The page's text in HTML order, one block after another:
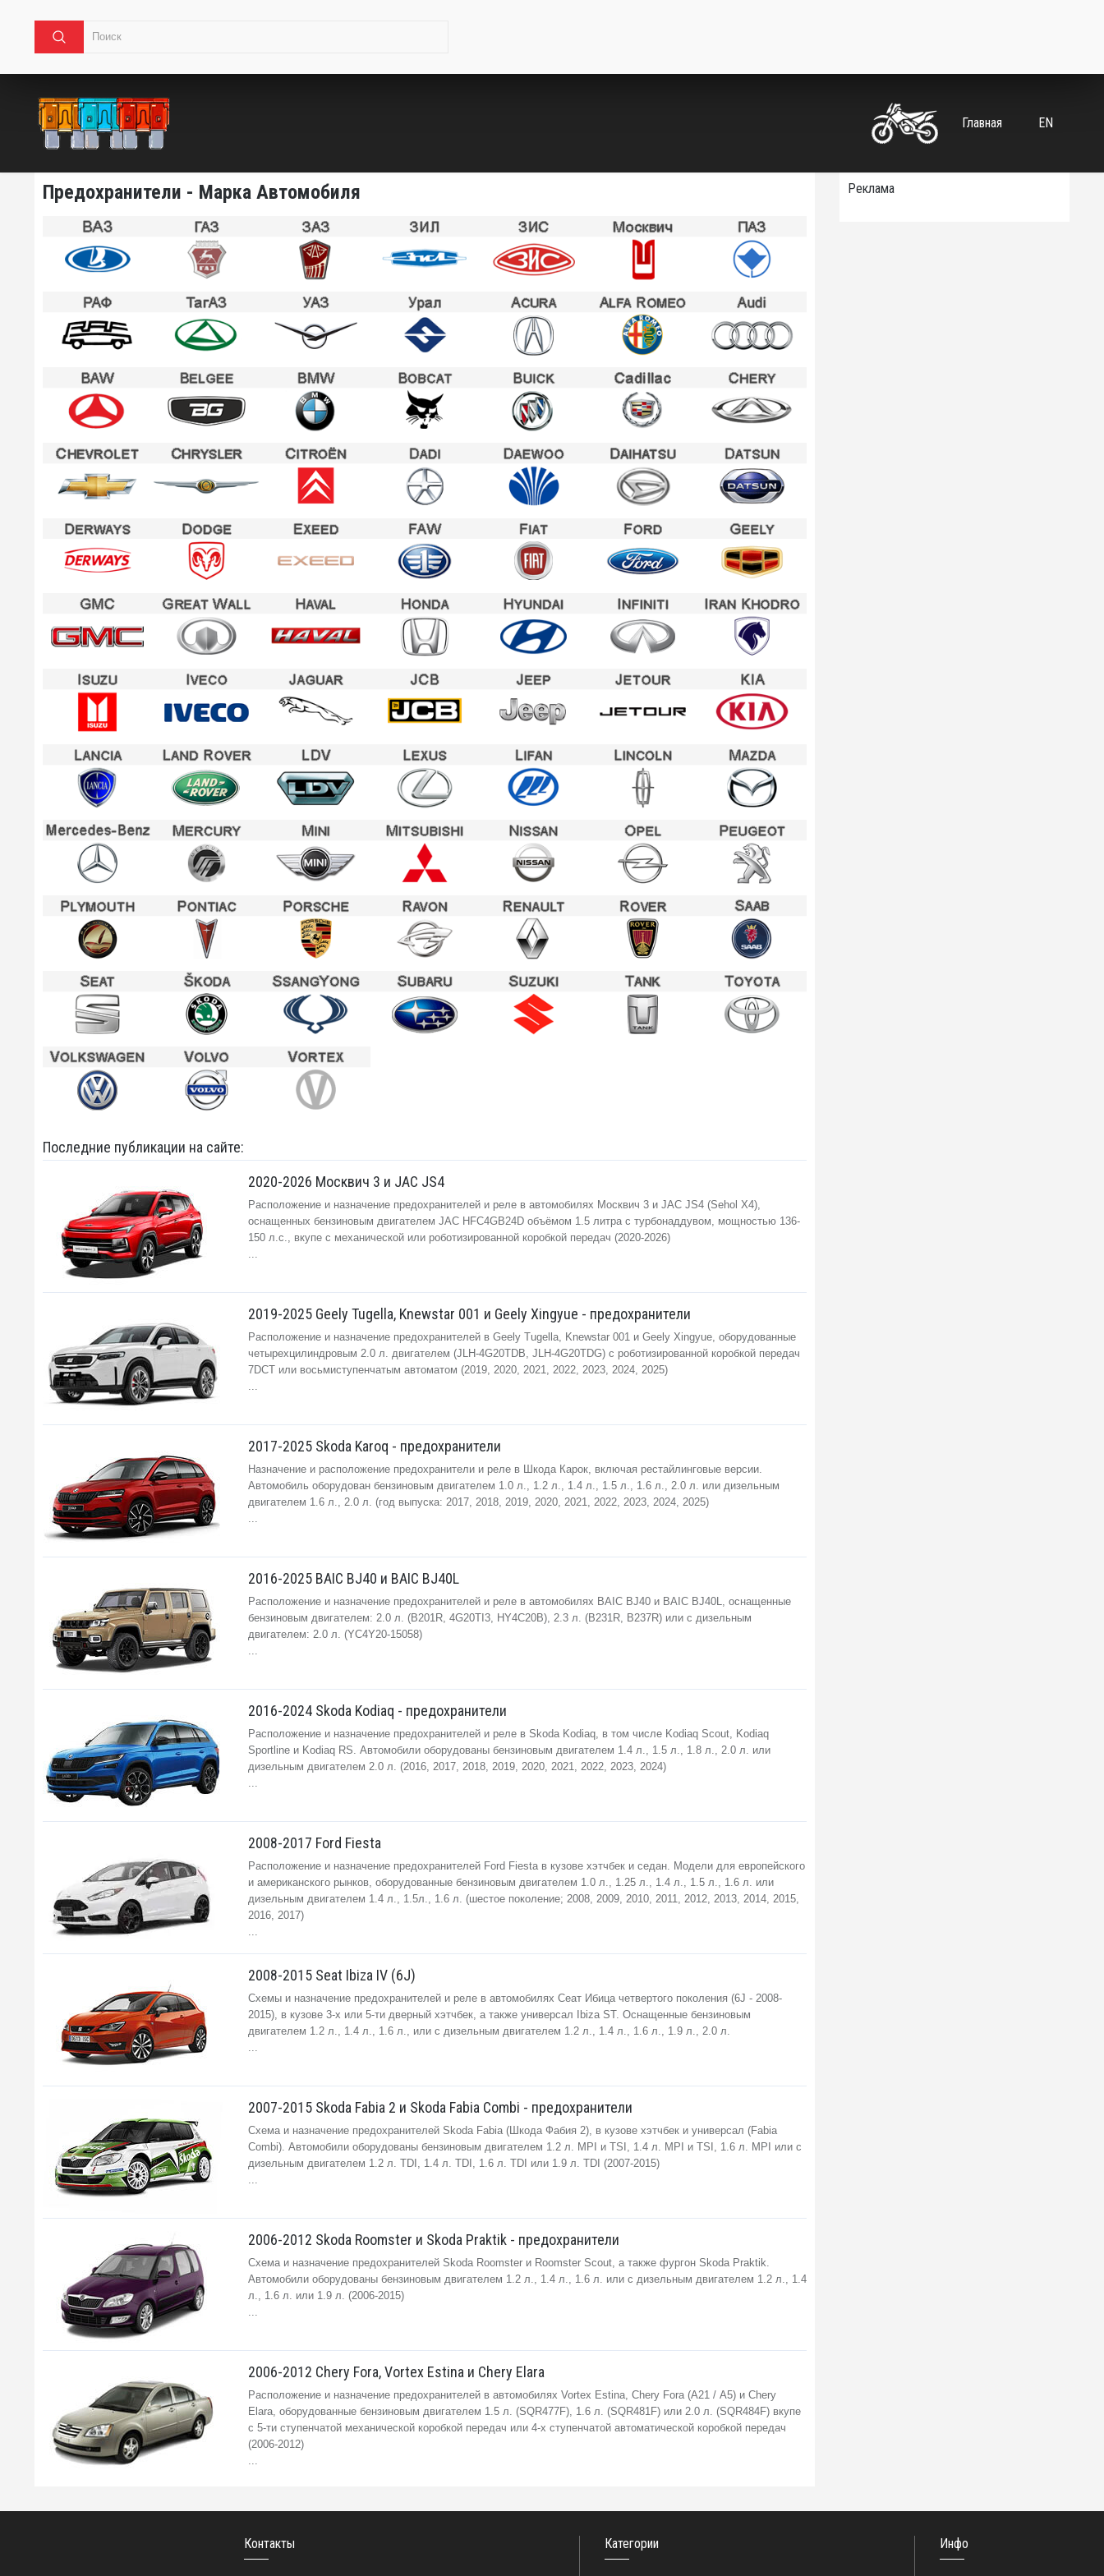
Главная EN
Предохранители - Марка Автомобиля
Последние публикации на сайте:
2020-2026 Москвич 3 и JAC JS4
Расположение и назначение предохранителей и реле в автомобилях Москвич 3 и JAC JS4 (Sehol X4),
оснащенных бензиновым двигателем JAC HFC4GB24D объёмом 1.5 литра с турбонаддувом, мощностью 136-
150 л.с., вкупе с механической или роботизированной коробкой передач (2020-2026)
2019-2025 Geely Tugella, Knewstar 001 и Geely Xingyue - предохранители
Расположение и назначение предохранителей в Geely Tugella, Knewstar 001 и Geely Xingyue, оборудованные
четырехцилиндровым 2.0 л. двигателем (JLH-4G20TDB, JLH-4G20TDG) с роботизированной коробкой передач
7DCT или восьмиступенчатым автоматом (2019, 2020, 2021, 2022, 2023, 2024, 2025)
2017-2025 Skoda Karoq - предохранители
Назначение и расположение предохранители и реле в Шкода Карок, включая рестайлинговые версии.
Автомобиль оборудован бензиновым двигателем 1.0 л., 1.2 л., 1.4 л., 1.5 л., 1.6 л., 2.0 л. или дизельным
двигателем 1.6 л., 2.0 л. (год выпуска: 2017, 2018, 2019, 2020, 2021, 2022, 2023, 2024, 2025)
2016-2025 BAIC BJ40 и BAIC BJ40L
Расположение и назначение предохранителей и реле в автомобилях BAIC BJ40 и BAIC BJ40L, оснащенные
бензиновым двигателем: 2.0 л. (B201R, 4G20TI3, HY4C20B), 2.3 л. (B231R, B237R) или с дизельным
двигателем: 2.0 л. (YC4Y20-15058)
2016-2024 Skoda Kodiaq - предохранители
Расположение и назначение предохранителей и реле в Skoda Kodiaq, в том числе Kodiaq Scout, Kodiaq
Sportline и Kodiaq RS. Автомобили оборудованы бензиновым двигателем 1.4 л., 1.5 л., 1.8 л., 2.0 л. или
дизельным двигателем 2.0 л. (2016, 2017, 2018, 2019, 2020, 2021, 2022, 2023, 2024)
2008-2017 Ford Fiesta
Расположение и назначение предохранителей Ford Fiesta в кузове хэтчбек и седан. Модели для европейского
и американского рынков, оборудованные бензиновым двигателем 1.0 л., 1.25 л., 1.4 л., 1.5 л., 1.6 л. или
дизельным двигателем 1.4 л., 1.5л., 1.6 л. (шестое поколение; 2008, 2009, 2010, 2011, 2012, 2013, 2014, 2015,
2016, 2017)
2008-2015 Seat Ibiza IV (6J)
Схемы и назначение предохранителей и реле в автомобилях Сеат Ибица четвертого поколения (6J - 2008-
2015), в кузове 3-х или 5-ти дверный хэтчбек, а также универсал Ibiza ST. Оснащенные бензиновым
двигателем 1.2 л., 1.4 л., 1.6 л., или с дизельным двигателем 1.2 л., 1.4 л., 1.6 л., 1.9 л., 2.0 л.
2007-2015 Skoda Fabia 2 и Skoda Fabia Combi - предохранители
Схема и назначение предохранителей Skoda Fabia (Шкода Фабия 2), в кузове хэтчбек и универсал (Fabia
Combi). Автомобили оборудованы бензиновым двигателем 1.2 л. MPI и TSI, 1.4 л. MPI и TSI, 1.6 л. MPI или с
дизельным двигателем 1.2 л. TDI, 1.4 л. TDI, 1.6 л. TDI или 1.9 л. TDI (2007-2015)
2006-2012 Skoda Roomster и Skoda Praktik - предохранители
Схема и назначение предохранителей Skoda Roomster и Roomster Scout, а также фургон Skoda Praktik.
Автомобили оборудованы бензиновым двигателем 1.2 л., 1.4 л., 1.6 л. или с дизельным двигателем 1.2 л., 1.4
л., 1.6 л. или 1.9 л. (2006-2015)
2006-2012 Chery Fora, Vortex Estina и Chery Elara
Расположение и назначение предохранителей в автомобилях Vortex Estina, Chery Fora (А21 / A5) и Chery
Elara, оборудованные бензиновым двигателем 1.5 л. (SQR477F), 1.6 л. (SQR481F) или 2.0 л. (SQR484F) вкупе
с 5-ти ступенчатой механической коробкой передач или 4-х ступенчатой автоматической коробкой передач
(2006-2012)
Реклама
Инфо
Категории
Контакты